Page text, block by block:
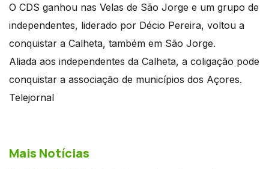
O CDS ganhou nas Velas de São Jorge e um grupo de
independentes, liderado por Décio Pereira, voltou a
conquistar a Calheta, também em São Jorge.
Aliada aos independentes da Calheta, a coligação pode
conquistar a associação de municípios dos Açores.
Telejornal
Mais Notícias